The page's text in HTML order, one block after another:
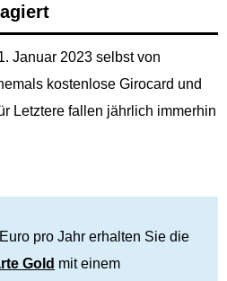
Januar 2023 selbst von
kostenlose Girocard und
Letztere fallen jährlich immerhin
pro Jahr erhalten Sie die
Gold mit einem